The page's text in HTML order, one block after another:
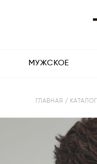
МУЖСКОЕ
ГЛАВНАЯ / КАТАЛОГ